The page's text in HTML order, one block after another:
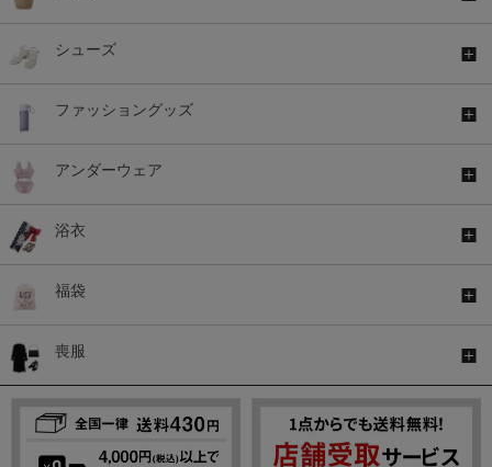
シューズ
ファッショングッズ
アンダーウェア
浴衣
福袋
喪服